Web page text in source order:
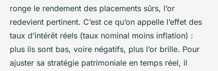
ronge le rendement des placements sûrs, l’or
redevient pertinent. C’est ce qu’on appelle l’effet des
taux d’intérêt réels (taux nominal moins inflation) :
plus ils sont bas, voire négatifs, plus l’or brille. Pour
ajuster sa stratégie patrimoniale en temps réel, il